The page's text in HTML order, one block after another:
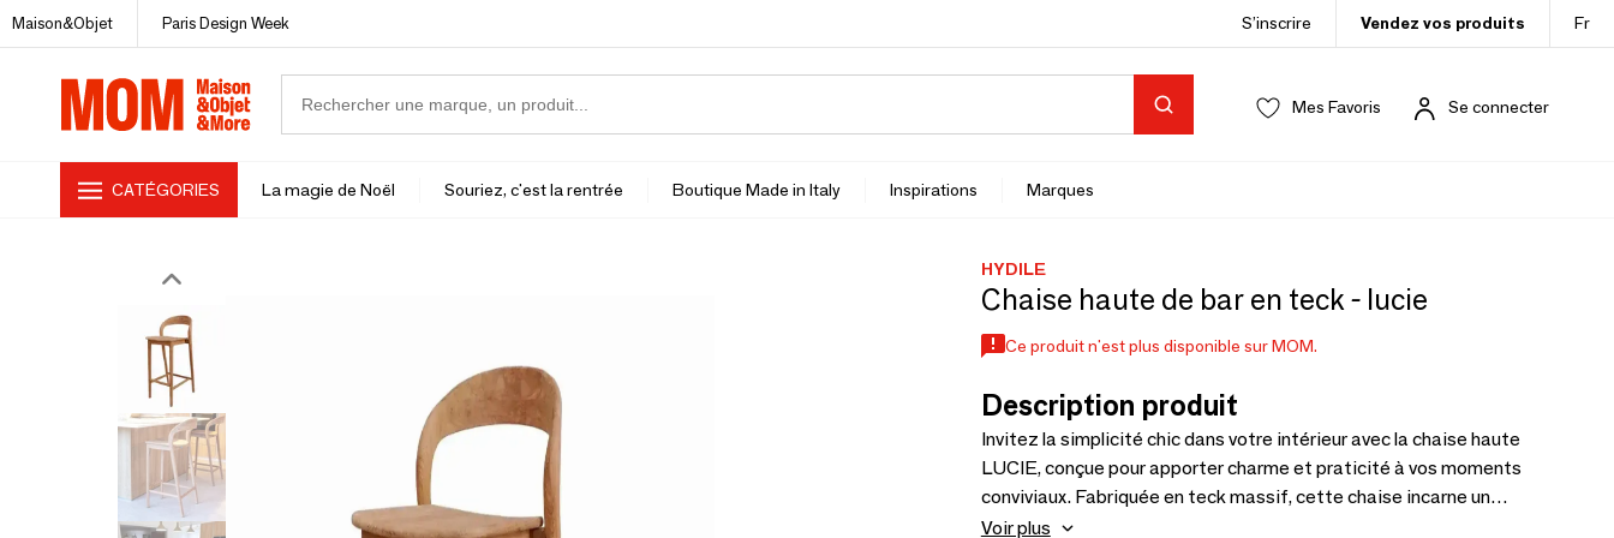
Maison&Objet Paris Design Week S’inscrire Vendez vos produits Fr
Mes Favoris Se connecter
CATÉGORIES La magie de Noël Souriez, c'est la rentrée Boutique Made in Italy Inspirations Marques
HYDILE
Chaise haute de bar en teck - lucie
Ce produit n'est plus disponible sur MOM.
Description produit
Invitez la simplicité chic dans votre intérieur avec la chaise haute
LUCIE, conçue pour apporter charme et praticité à vos moments
conviviaux. Fabriquée en teck massif, cette chaise incarne un
équilibre parfait entre authenticité et modernité. Un design qui
Voir plus